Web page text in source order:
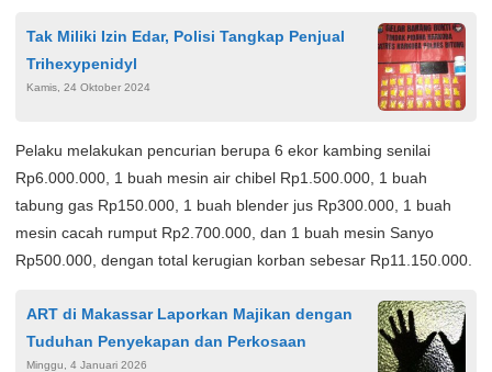
Tak Miliki Izin Edar, Polisi Tangkap Penjual
Trihexypenidyl
Kamis, 24 Oktober 2024
Pelaku melakukan pencurian berupa 6 ekor kambing senilai
Rp6.000.000, 1 buah mesin air chibel Rp1.500.000, 1 buah
tabung gas Rp150.000, 1 buah blender jus Rp300.000, 1 buah
mesin cacah rumput Rp2.700.000, dan 1 buah mesin Sanyo
Rp500.000, dengan total kerugian korban sebesar Rp11.150.000.
ART di Makassar Laporkan Majikan dengan
Tuduhan Penyekapan dan Perkosaan
Minggu, 4 Januari 2026